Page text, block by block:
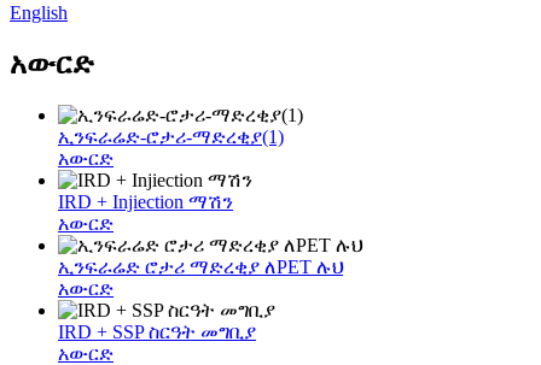
English
አውርድ
ኢንፍራሬድ-ሮታሪ-ማድረቂያ(1)
አውርድ
IRD + Injiection ማሽን
አውርድ
ኢንፍራሬድ ሮታሪ ማድረቂያ ለPET ሉህ
አውርድ
IRD + SSP ስርዓት መግቢያ
አውርድ